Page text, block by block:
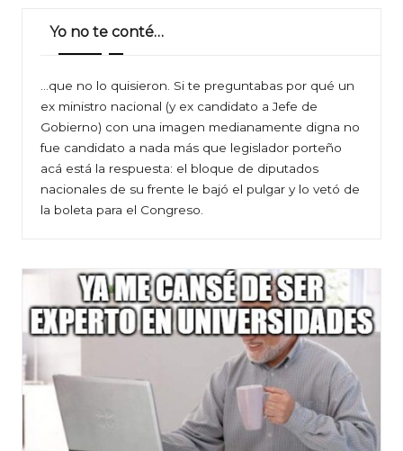
Yo no te conté…
…que no lo quisieron. Si te preguntabas por qué un
ex ministro nacional (y ex candidato a Jefe de
Gobierno) con una imagen medianamente digna no
fue candidato a nada más que legislador porteño
acá está la respuesta: el bloque de diputados
nacionales de su frente le bajó el pulgar y lo vetó de
la boleta para el Congreso.